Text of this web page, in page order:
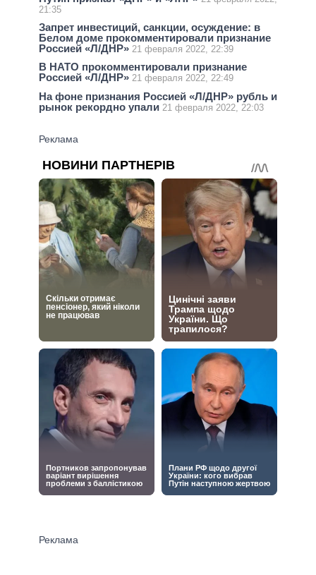
21:35
Запрет инвестиций, санкции, осуждение: в
Белом доме прокомментировали признание
Россией «Л/ДНР» 21 февраля 2022, 22:39
В НАТО прокомментировали признание
Россией «Л/ДНР» 21 февраля 2022, 22:49
На фоне признания Россией «Л/ДНР» рубль и
рынок рекордно упали 21 февраля 2022, 22:03